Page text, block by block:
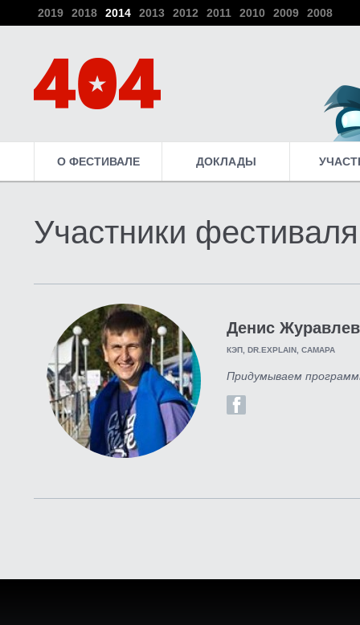
2019 2018 2014 2013 2012 2011 2010 2009 2008
О ФЕСТИВАЛЕ ДОКЛАДЫ
Участники фестиваля
Денис Журавлев
КЭП, DR.EXPLAIN, САМАРА
Придумываем